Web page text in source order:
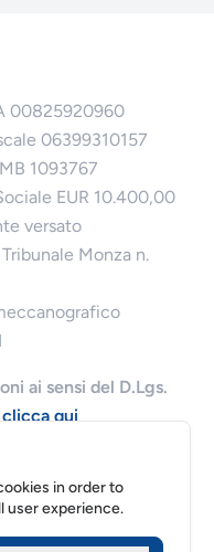
00825920960
06399310157
1093767
EUR 10.400,00
versato
Monza n.
ai sensi del D.Lgs.
clicca qui
in order to
user experience.